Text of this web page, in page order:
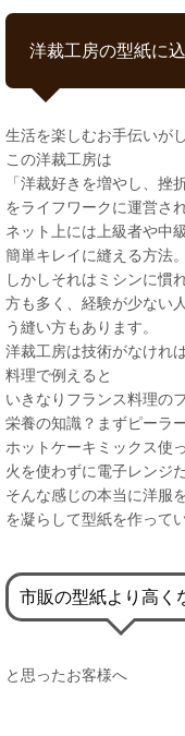
洋裁工房の型紙に
生活を楽しむお手伝いが
この洋裁工房は
「洋裁好きを増やし、挫
をライフワークに運営さ
ネット上には上級者や中
簡単キレイに縫える方法。
しかしそれはミシンに慣
方も多く、経験が少ない
う縫い方もあります。
洋裁工房は技術がなけれ
料理で例えると
いきなりフランス料理の
栄養の知識？まずピーラ
ホットケーキミックス使
火を使わずに電子レンジ
そんな感じの本当に洋服
を凝らして型紙を作ってい
市販の型紙より高く
と思ったお客様へ